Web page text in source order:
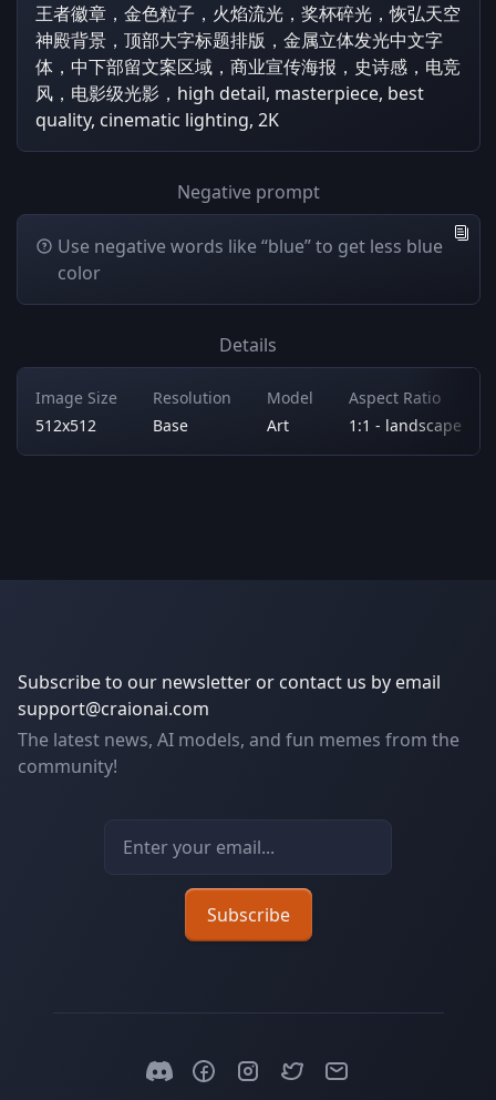
王者徽章，金色粒子，火焰流光，奖杯碎光，恢弘天空
神殿背景，顶部大字标题排版，金属立体发光中文字
体，中下部留文案区域，商业宣传海报，史诗感，电竞
风，电影级光影，high detail, masterpiece, best
quality, cinematic lighting, 2K
Negative prompt
Use negative words like “blue” to get less blue
color
Details
Image Size
512x512
Resolution
Base
Model
Art
Aspect Ratio
1:1 - landscape
Subscribe to our newsletter or contact us by email
support@craionai.com
The latest news, AI models, and fun memes from the
community!
Email address
Subscribe